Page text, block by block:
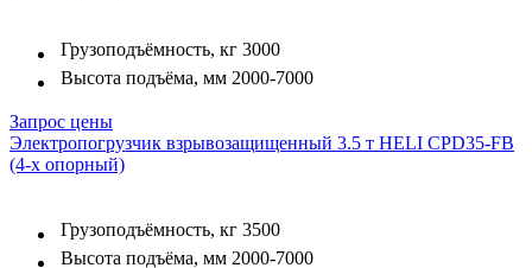
Грузоподъёмность, кг 3000
Высота подъёма, мм 2000-7000
Запрос цены
Электропогрузчик взрывозащищенный 3.5 т HELI CPD35-FB
(4-х опорный)
Грузоподъёмность, кг 3500
Высота подъёма, мм 2000-7000